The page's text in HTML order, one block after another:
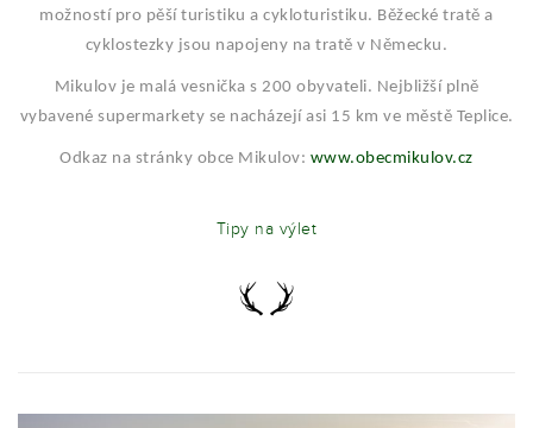
možností pro pěší turistiku a cykloturistiku. Běžecké tratě a
cyklostezky jsou napojeny na tratě v Německu.
Mikulov je malá vesnička s 200 obyvateli. Nejbližší plně
vybavené supermarkety se nacházejí asi 15 km ve městě Teplice.
Odkaz na stránky obce Mikulov: www.obecmikulov.cz
Tipy na výlet